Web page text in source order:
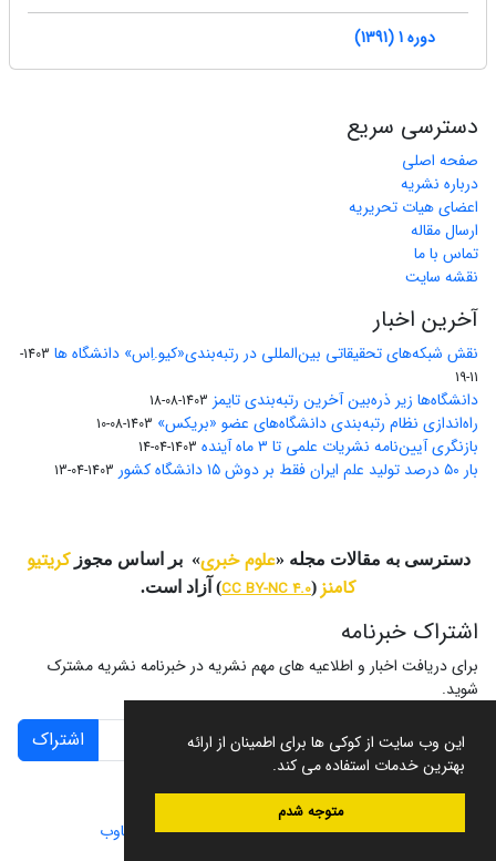
این وب سایت از کوکی ها برای اطمینان از ارائه
بهترین خدمات استفاده می کند.
متوجه شدم
دوره 1 (1391)
دسترسی سریع
صفحه اصلی
درباره نشریه
اعضای هیات تحریریه
ارسال مقاله
تماس با ما
نقشه سایت
آخرین اخبار
نقش شبکه‌های تحقیقاتی بین‌المللی در رتبه‌بندی«کیو.اِس» دانشگاه ها
1403-
11-19
دانشگاه‌ها زیر ذره‌بین آخرین رتبه‌بندی تایمز 1403-08-18
راه‌اندازی نظام رتبه‌بندی دانشگاه‌‌های عضو «بریکس» 1403-08-10
بازنگری آیین‌نامه نشریات علمی تا ۳ ماه آینده 1403-04-14
بار ۵۰ درصد تولید علم ایران فقط بر دوش ۱۵ دانشگاه کشور 1403-04-13
دسترسی به مقالات مجله «علوم خبری» بر اساس مجوزکریتیو
کامنز (
CC BY-NC 4.0) آزاد است.
اشتراک خبرنامه
برای دریافت اخبار و اطلاعیه های مهم نشریه در خبرنامه نشریه مشترک
شوید.
اشتراک
سامانه مدیریت نشریات علمی.طراحی و پیاده سازی از سیناوب